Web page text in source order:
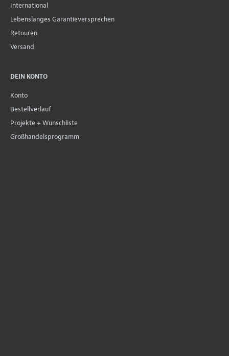
International
Lebenslanges Garantieversprechen
Retouren
Versand
DEIN KONTO
Konto
Bestellverlauf
Projekte + Wunschliste
Großhandelsprogramm